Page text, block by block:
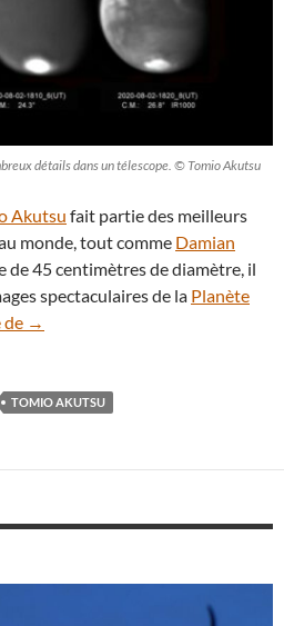
détails dans un télescope. © Tomio Akutsu
Akutsu fait partie des meilleurs
monde, tout comme Damian
de 45 centimètres de diamètre, il
spectaculaires de la Planète
de La campagne d’observations de
→
TOMIO AKUTSU